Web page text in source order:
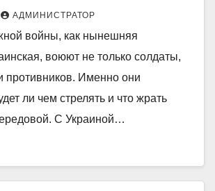
АДМИНИСТРАТОР
войны, как нынешняя
воюют не только солдаты,
противников. Именно они
ли чем стрелять и что жрать
С Украиной…